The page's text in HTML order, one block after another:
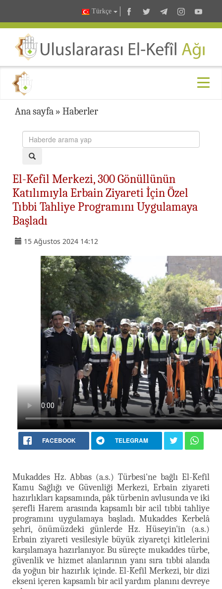
Türkçe
Ana sayfa » Haberler
El-Kefil Merkezi, 300 Gönüllünün
Katılımıyla Erbain Ziyareti İçin Özel
Tıbbi Tahliye Programını Uygulamaya
Başladı
15 Ağustos 2024 14:12
FACEBOOK TELEGRAM
Mukaddes Hz. Abbas (a.s.) Türbesi'ne bağlı El-Kefil
Kamu Sağlığı ve Güvenliği Merkezi, Erbain ziyareti
hazırlıkları kapsamında, pâk türbenin avlusunda ve iki
şerefli Harem arasında kapsamlı bir acil tıbbi tahliye
programını uygulamaya başladı. Mukaddes Kerbelâ
şehri, önümüzdeki günlerde Hz. Hüseyin'in (a.s.)
Erbain ziyareti vesilesiyle büyük ziyaretçi kitlelerini
karşılamaya hazırlanıyor. Bu süreçte mukaddes türbe,
güvenlik ve hizmet alanlarının yanı sıra tıbbi alanda
da yoğun bir hazırlık içinde. El-Kefil Merkezi, bir dizi
ekseni içeren kapsamlı bir acil yardım planını devreye